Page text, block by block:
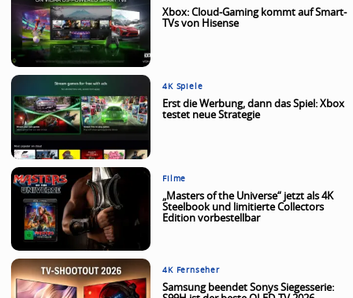
Xbox: Cloud-Gaming kommt auf Smart-
TVs von Hisense
4K Spiele
Erst die Werbung, dann das Spiel: Xbox
testet neue Strategie
Filme
„Masters of the Universe“ jetzt als 4K
Steelbook und limitierte Collectors
Edition vorbestellbar
4K Fernseher
Samsung beendet Sonys Siegesserie: